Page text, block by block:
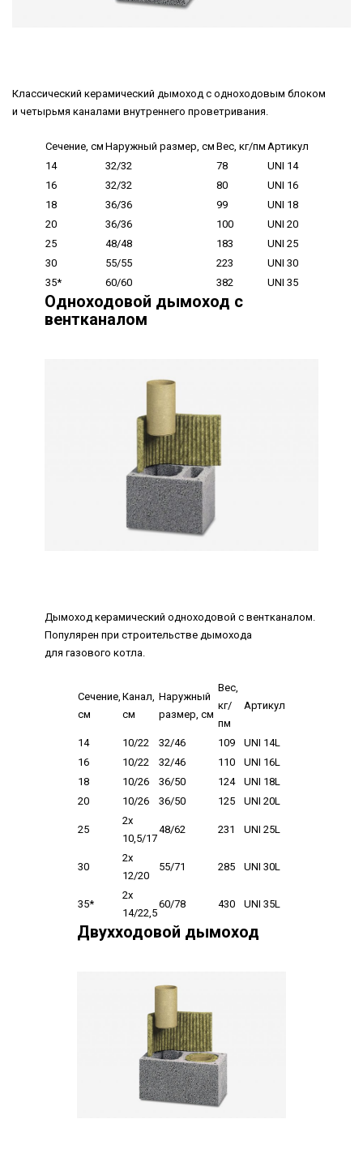
Классический керамический дымоход с одноходовым блоком
и четырьмя каналами внутреннего проветривания.
Сечение, см Наружный размер, см Вес, кг/пм Артикул
14
32/32 78
UNI 14
16
32/32 80
UNI 16
18
36/36 99
UNI 18
20
36/36 100
UNI 20
25
48/48 183
UNI 25
30
55/55 223
UNI 30
35*
60/60 382 UNI 35
Одноходовой дымоход с
вентканалом
Дымоход керамический одноходовой с вентканалом.
Популярен при строительстве дымохода
для газового котла.
Сечение,
см
Канал,
см
Наружный
размер, см
Вес,
кг/
пм
Артикул
14 10/22 32/46 109
UNI 14L
16
10/22 32/46 110
UNI 16L
18
10/26 36/50 124
UNI 18L
20
10/26 36/50 125 UNI 20L
25
2x
10,5/17
48/62 231 UNI 25L
30
2x
12/20
55/71 285 UNI 30L
35*
2x
14/22,5
60/78 430 UNI 35L
Двухходовой дымоход